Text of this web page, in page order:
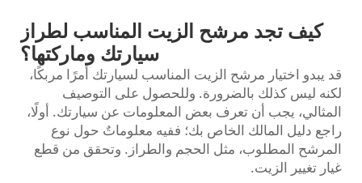
كيف تجد مرشح الزيت المناسب لطراز
سيارتك وماركتها؟
قد يبدو اختيار مرشح الزيت المناسب لسيارتك أمرًا مربكًا،
لكنه ليس كذلك بالضرورة. وللحصول على التوصيف
المثالي، يجب أن تعرف بعض المعلومات عن سيارتك. أولًا،
راجع دليل المالك الخاص بك؛ ففيه معلوماتٌ حول نوع
المرشح المطلوب، مثل الحجم والطراز. وتحقق من قطع
غيار تغيير الزيت.